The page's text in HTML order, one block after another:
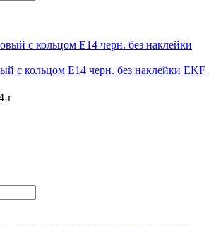
с кольцом Е14 черн. без наклейки EKF
r